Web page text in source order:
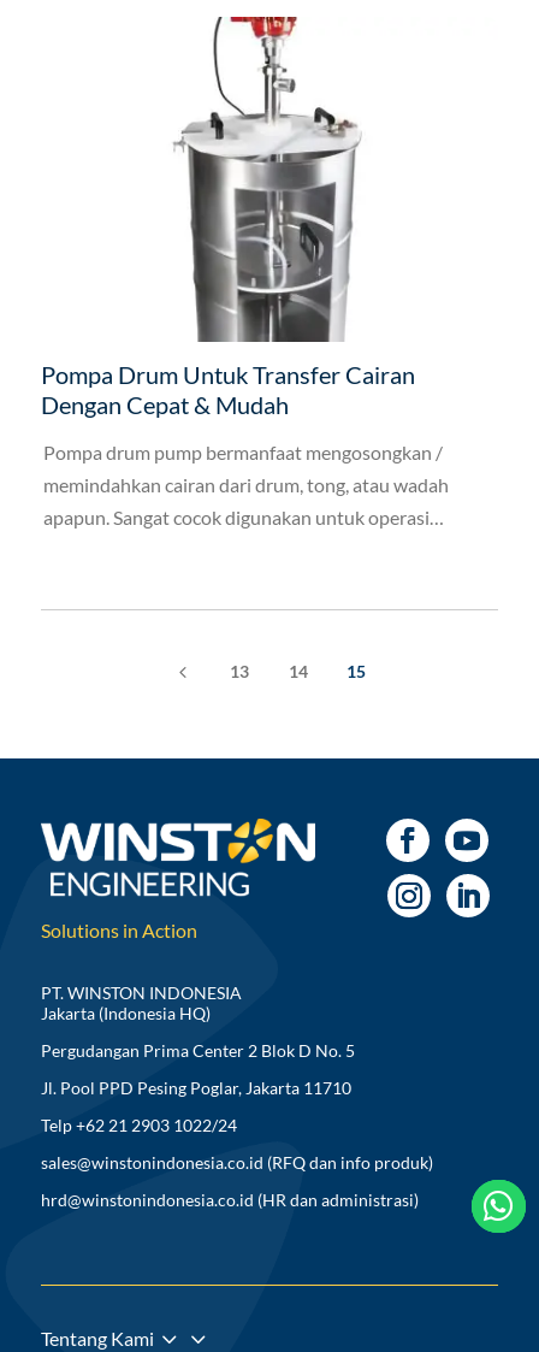
penggunaan pompa, tetapi juga relevan untuk orang-
orang yang banyak kegiatan sehari-harinya merasa
terbantu oleh kehadiran pompa.
Pompa Drum Untuk Transfer Cairan
Dengan Cepat & Mudah
Pompa drum pump bermanfaat mengosongkan /
memindahkan cairan dari drum, tong, atau wadah
apapun. Sangat cocok digunakan untuk operasi
4 13 14 15
Solutions in Action

PT. WINSTON INDONESIA
Jakarta (Indonesia HQ)
Pergudangan Prima Center 2 Blok D No. 5
Jl. Pool PPD Pesing Poglar, Jakarta 11710
Telp +62 21 2903 1022/24
sales@winstonindonesia.co.id (RFQ dan info produk)
hrd@winstonindonesia.co.id (HR dan administrasi) 
Tentang Kami 3
